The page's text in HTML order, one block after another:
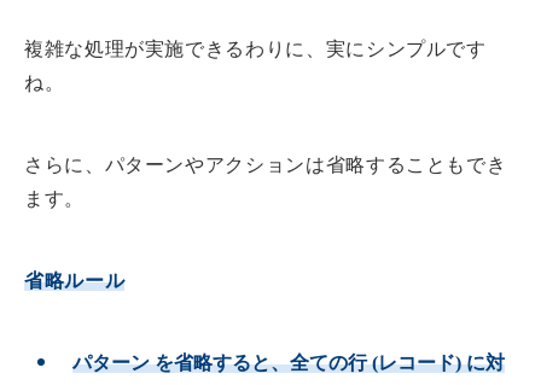
複雑な処理が実施できるわりに、実にシンプルです
ね。
さらに、パターンやアクションは省略することもでき
ます。
省略ルール
パターン を省略すると、全ての行 (レコード) に対